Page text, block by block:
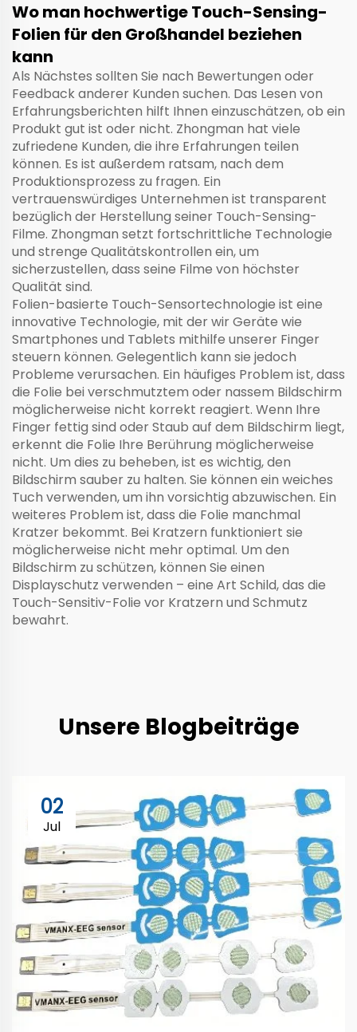
Wo man hochwertige Touch-Sensing-
Folien für den Großhandel beziehen
kann
Als Nächstes sollten Sie nach Bewertungen oder
Feedback anderer Kunden suchen. Das Lesen von
Erfahrungsberichten hilft Ihnen einzuschätzen, ob ein
Produkt gut ist oder nicht. Zhongman hat viele
zufriedene Kunden, die ihre Erfahrungen teilen
können. Es ist außerdem ratsam, nach dem
Produktionsprozess zu fragen. Ein
vertrauenswürdiges Unternehmen ist transparent
bezüglich der Herstellung seiner Touch-Sensing-
Filme. Zhongman setzt fortschrittliche Technologie
und strenge Qualitätskontrollen ein, um
sicherzustellen, dass seine Filme von höchster
Qualität sind.
Folien-basierte Touch-Sensortechnologie ist eine
innovative Technologie, mit der wir Geräte wie
Smartphones und Tablets mithilfe unserer Finger
steuern können. Gelegentlich kann sie jedoch
Probleme verursachen. Ein häufiges Problem ist, dass
die Folie bei verschmutztem oder nassem Bildschirm
möglicherweise nicht korrekt reagiert. Wenn Ihre
Finger fettig sind oder Staub auf dem Bildschirm liegt,
erkennt die Folie Ihre Berührung möglicherweise
nicht. Um dies zu beheben, ist es wichtig, den
Bildschirm sauber zu halten. Sie können ein weiches
Tuch verwenden, um ihn vorsichtig abzuwischen. Ein
weiteres Problem ist, dass die Folie manchmal
Kratzer bekommt. Bei Kratzern funktioniert sie
möglicherweise nicht mehr optimal. Um den
Bildschirm zu schützen, können Sie einen
Displayschutz verwenden – eine Art Schild, das die
Touch-Sensitiv-Folie vor Kratzern und Schmutz
bewahrt.
Unsere Blogbeiträge
02
Jul